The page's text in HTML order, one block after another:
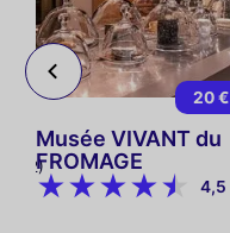
(12)
20 €
Musée VIVANT du
FROMAGE
4,5